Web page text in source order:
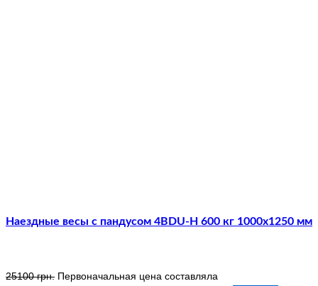
Наездные весы с пандусом 4BDU-Н 600 кг 1000х1250 мм
25100грн. Первоначальная цена составляла